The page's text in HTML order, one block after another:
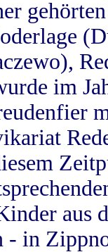
im
aus
- in